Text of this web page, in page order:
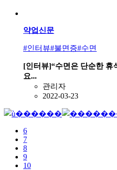
약업신문
#인터뷰#불면증#수면
[인터뷰]“수면은 단순한 휴
요...
관리자
2022-03-23
6
7
8
9
10